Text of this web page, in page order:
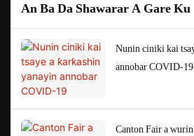
An Ba Da Shawarar A Gare Ku
Nunin ciniki kai
annobar COVID-19
Canton Fair a wurin